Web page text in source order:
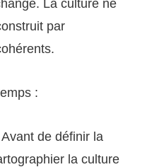
La culture ne
par
:
Avant de définir la
la culture